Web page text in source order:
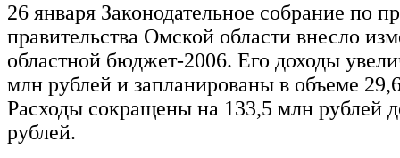
26 января Законодательное собрание по
правительства Омской области внесло
областной бюджет-2006. Его доходы
млн рублей и запланированы в объеме
Расходы сокращены на 133,5 млн рублей
рублей.